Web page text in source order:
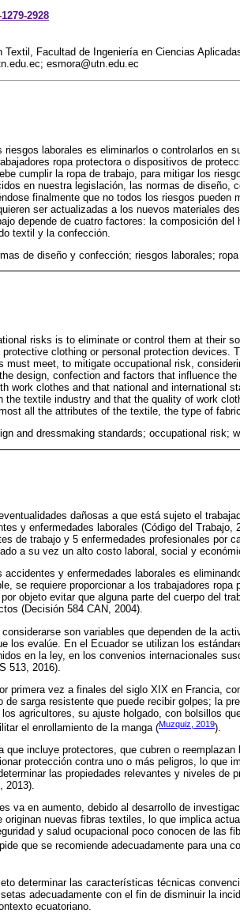
2928
Textil, Facultad de Ingeniería en Ciencias
esmora@utn.edu.ec
riesgos laborales es eliminarlos o controlarlos en
ropa protectora o dispositivos de
cumplir la ropa de trabajo, para mitigar los
en nuestra legislación, las normas de diseño,
finalmente que no todos los riesgos pueden
ser actualizadas a los nuevos materiales
depende de cuatro factores: la composición
textil y la confección.
de diseño y confección; riesgos laborales;
risks is to eliminate or control them at their
clothing or personal protection devices.
must meet, to mitigate occupational risk,
design, confection and factors that influence
work clothes and that national and international
the textile industry and that the quality of work
all the attributes of the textile, the type of
and dressmaking standards; occupational risk;
dañosas a que está sujeto el
y enfermedades laborales (Código del
de trabajo y 5 enfermedades profesionales por
a su vez un alto costo laboral, social y
accidentes y enfermedades laborales es
se requiere proporcionar a los trabajadores
objeto evitar que alguna parte del cuerpo del
(Decisión 584 CAN, 2004).
son variables que dependen de la
los evalúe. En el Ecuador se utilizan los
en la ley, en los convenios internacionales
513, 2016).
primera vez a finales del siglo XIX en Francia,
de sarga resistente que puede recibir golpes; la
agricultores, su ajuste holgado, con bolsillos
el enrollamiento de la manga (Muzquiz, 2019).
que incluye protectores, que cubren o
protección contra uno o más peligros, lo que
las propiedades relevantes y niveles de
2013).
va en aumento, debido al desarrollo de
originan nuevas fibras textiles, lo que implica
y salud ocupacional poco conocen de las
que se recomiende adecuadamente para una
determinar las características técnicas
adecuadamente con el fin de disminuir la
ecuatoriano.